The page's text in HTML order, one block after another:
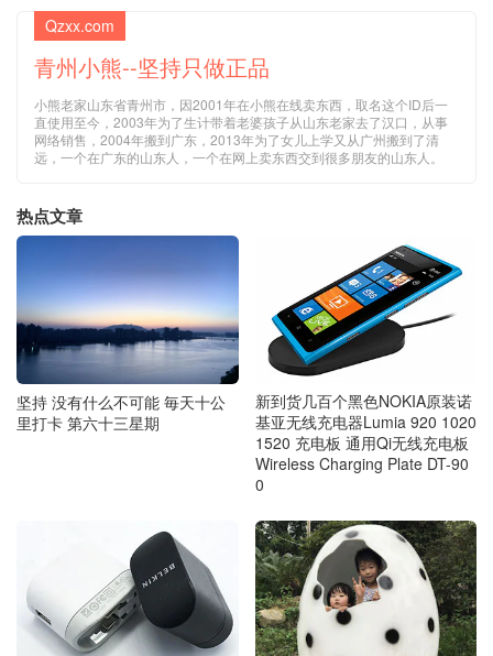
Qzxx.com
青州小熊--坚持只做正品
小熊老家山东省青州市，因2001年在小熊在线卖东西，取名这个ID后一
直使用至今，2003年为了生计带着老婆孩子从山东老家去了汉口，从事
网络销售，2004年搬到广东，2013年为了女儿上学又从广州搬到了清
远，一个在广东的山东人，一个在网上卖东西交到很多朋友的山东人。
热点文章
坚持 没有什么不可能 毎天十公
里打卡 第六十三星期
新到货几百个黑色NOKIA原装诺
基亚无线充电器Lumia 920 1020
1520 充电板 通用Qi无线充电板
Wireless Charging Plate DT-90
0